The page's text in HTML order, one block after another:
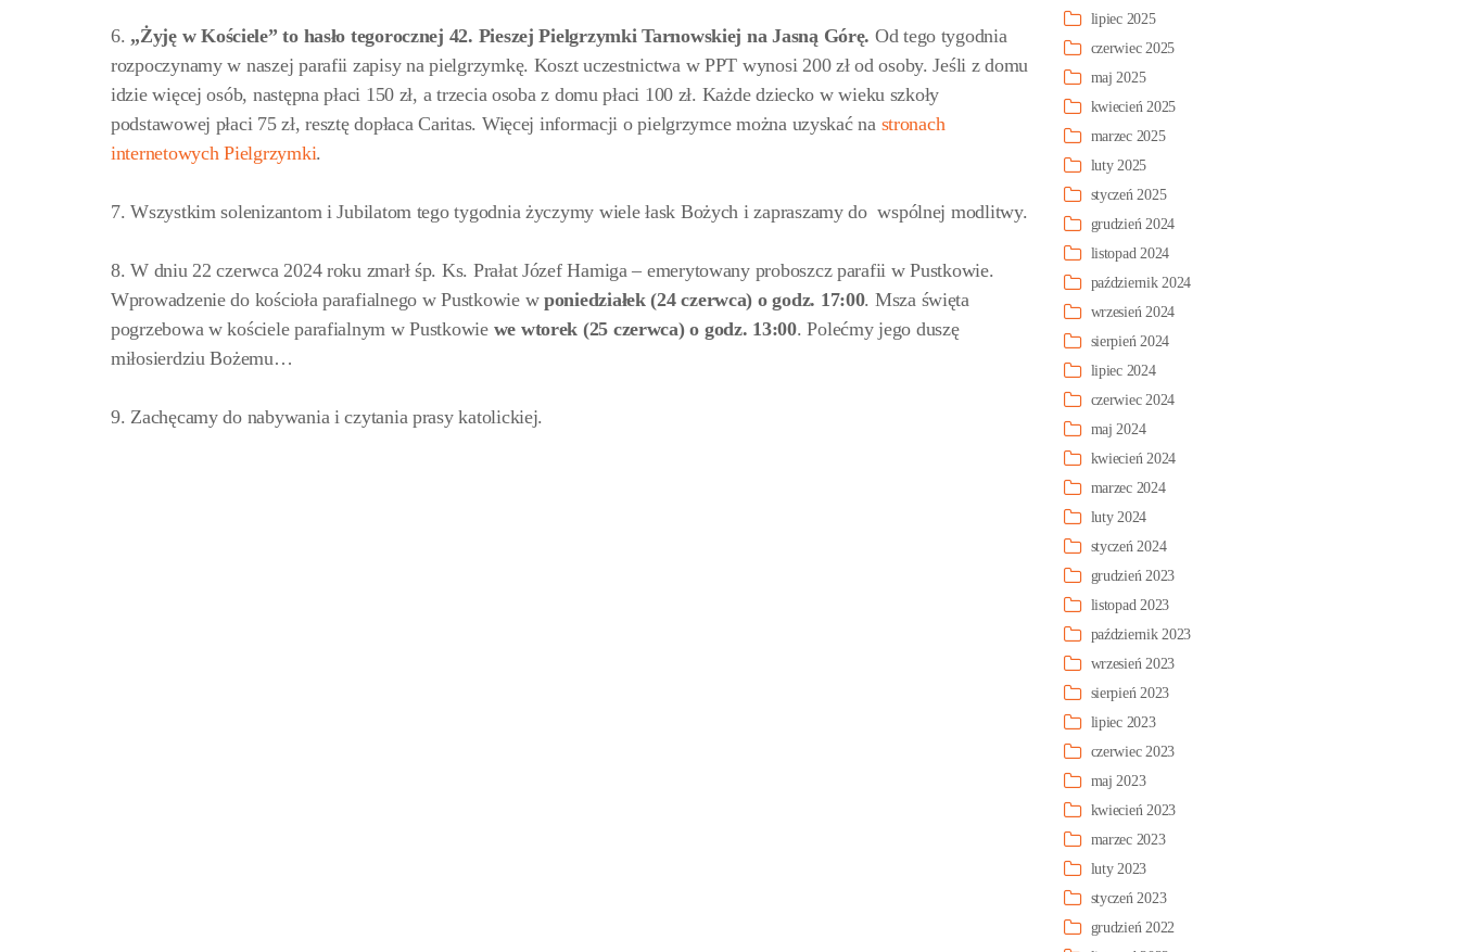
6. „Żyję w Kościele” to hasło tegorocznej 42. Pieszej Pielgrzymki Tarnowskiej na Jasną Górę. Od tego tygodnia
rozpoczynamy w naszej parafii zapisy na pielgrzymkę. Koszt uczestnictwa w PPT wynosi 200 zł od osoby. Jeśli z domu
idzie więcej osób, następna płaci 150 zł, a trzecia osoba z domu płaci 100 zł. Każde dziecko w wieku szkoły
podstawowej płaci 75 zł, resztę dopłaca Caritas. Więcej informacji o pielgrzymce można uzyskać na stronach
internetowych Pielgrzymki.
7. Wszystkim solenizantom i Jubilatom tego tygodnia życzymy wiele łask Bożych i zapraszamy do wspólnej modlitwy.
8. W dniu 22 czerwca 2024 roku zmarł śp. Ks. Prałat Józef Hamiga – emerytowany proboszcz parafii w Pustkowie.
Wprowadzenie do kościoła parafialnego w Pustkowie w poniedziałek (24 czerwca) o godz. 17:00. Msza święta
pogrzebowa w kościele parafialnym w Pustkowie we wtorek (25 czerwca) o godz. 13:00. Polećmy jego duszę
miłosierdziu Bożemu…
9. Zachęcamy do nabywania i czytania prasy katolickiej.
lipiec 2025
czerwiec 2025
maj 2025
kwiecień 2025
marzec 2025
luty 2025
styczeń 2025
grudzień 2024
listopad 2024
październik 2024
wrzesień 2024
sierpień 2024
lipiec 2024
czerwiec 2024
maj 2024
kwiecień 2024
marzec 2024
luty 2024
styczeń 2024
grudzień 2023
listopad 2023
październik 2023
wrzesień 2023
sierpień 2023
lipiec 2023
czerwiec 2023
maj 2023
kwiecień 2023
marzec 2023
luty 2023
styczeń 2023
grudzień 2022